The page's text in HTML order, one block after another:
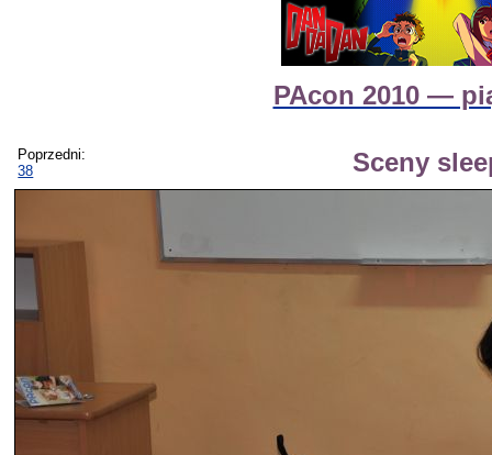
PAcon 2010 —
Poprzedni:
38
Sceny